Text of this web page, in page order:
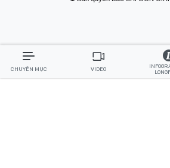
CHUYÊN MỤC VIDEO